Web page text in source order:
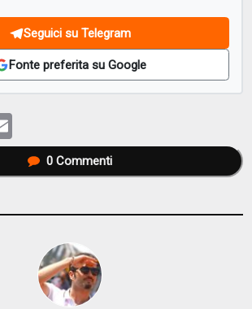
Seguici su Telegram
Fonte preferita su Google
0Commenti